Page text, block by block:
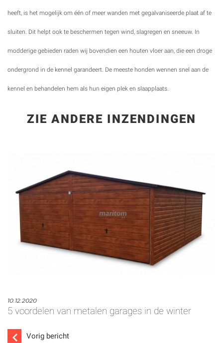
heeft, is het mogelijk om één of meer wanden met gegalvaniseerde plaat af te
sluiten. Dit helpt ook te beschermen tegen wind, slagregen en sneeuw. In
modderige gebieden raden wij bovendien een houten vloer aan, die een droge
ondergrond in de kennel garandeert. De meeste honden wennen snel aan de
kennel en behandelen hem als hun eigen plek en slaapplaats.
ZIE ANDERE INZENDINGEN
10.12.2020
5 voordelen van metalen garages in de winter
Vorig bericht